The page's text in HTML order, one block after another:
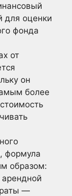
для оценки
фонда
от
он
более
формула
образом:
арендной
—